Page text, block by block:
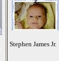
Stephen James Jr.